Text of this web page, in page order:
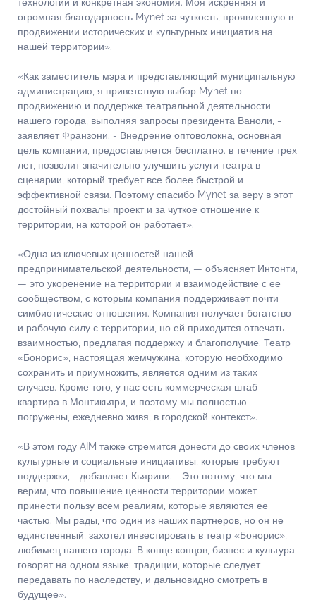
технологии и конкретная экономия. Моя искренняя и
огромная благодарность Mynet за чуткость, проявленную в
продвижении исторических и культурных инициатив на
нашей территории».
«Как заместитель мэра и представляющий муниципальную
администрацию, я приветствую выбор Mynet по
продвижению и поддержке театральной деятельности
нашего города, выполняя запросы президента Ваноли, -
заявляет Франзони. - Внедрение оптоволокна, основная
цель компании, предоставляется бесплатно. в течение трех
лет, позволит значительно улучшить услуги театра в
сценарии, который требует все более быстрой и
эффективной связи. Поэтому спасибо Mynet за веру в этот
достойный похвалы проект и за чуткое отношение к
территории, на которой он работает».
«Одна из ключевых ценностей нашей
предпринимательской деятельности, — объясняет Интонти,
— это укоренение на территории и взаимодействие с ее
сообществом, с которым компания поддерживает почти
симбиотические отношения. Компания получает богатство
и рабочую силу с территории, но ей приходится отвечать
взаимностью, предлагая поддержку и благополучие. Театр
«Бонорис», настоящая жемчужина, которую необходимо
сохранить и приумножить, является одним из таких
случаев. Кроме того, у нас есть коммерческая штаб-
квартира в Монтикьяри, и поэтому мы полностью
погружены, ежедневно живя, в городской контекст».
«В этом году AIM также стремится донести до своих членов
культурные и социальные инициативы, которые требуют
поддержки, - добавляет Кьярини. - Это потому, что мы
верим, что повышение ценности территории может
принести пользу всем реалиям, которые являются ее
частью. Мы рады, что один из наших партнеров, но он не
единственный, захотел инвестировать в театр «Бонорис»,
любимец нашего города. В конце концов, бизнес и культура
говорят на одном языке: традиции, которые следует
передавать по наследству, и дальновидно смотреть в
будущее».